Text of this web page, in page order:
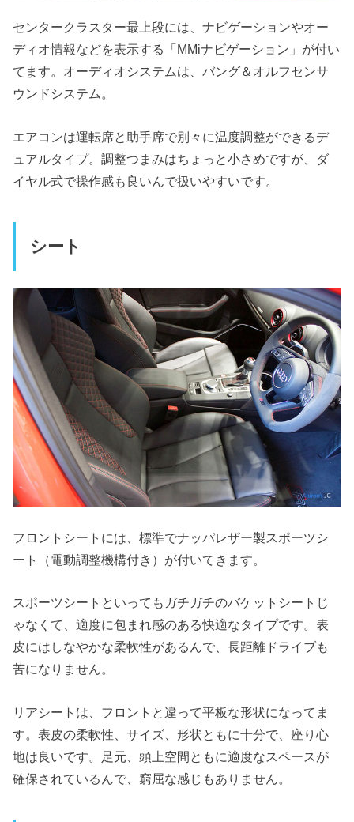
センタークラスター最上段には、ナビゲーションやオー
ディオ情報などを表示する「MMiナビゲーション」が付い
てます。オーディオシステムは、バング＆オルフセンサ
ウンドシステム。
エアコンは運転席と助手席で別々に温度調整ができるデ
ュアルタイプ。調整つまみはちょっと小さめですが、ダ
イヤル式で操作感も良いんで扱いやすいです。
シート
フロントシートには、標準でナッパレザー製スポーツシ
ート（電動調整機構付き）が付いてきます。
スポーツシートといってもガチガチのバケットシートじ
ゃなくて、適度に包まれ感のある快適なタイプです。表
皮にはしなやかな柔軟性があるんで、長距離ドライブも
苦になりません。
リアシートは、フロントと違って平板な形状になってま
す。表皮の柔軟性、サイズ、形状ともに十分で、座り心
地は良いです。足元、頭上空間ともに適度なスペースが
確保されているんで、窮屈な感じもありません。